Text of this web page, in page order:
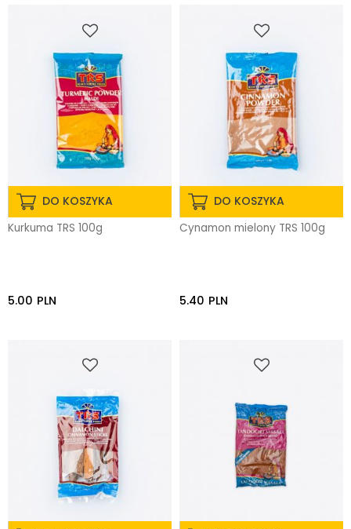
DO KOSZYKA
Kurkuma TRS 100g
5.00 PLN
DO KOSZYKA
Cynamon mielony TRS 100g
5.40 PLN